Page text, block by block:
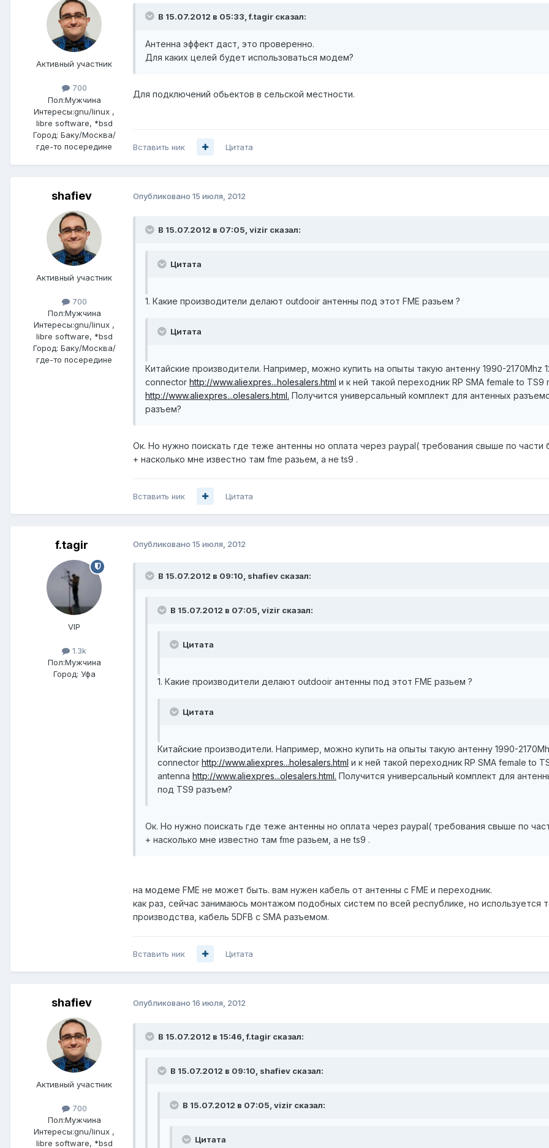
Активный участник
700
Пол:Мужчина
Интересы:gnu/linux ,
libre software, *bsd
Город: Баку/Москва/
где-то посередине
В 15.07.2012 в 05:33, f.tagir сказал:
Антенна эффект даст, это проверенно.
Для каких целей будет использоваться модем?
Для подключений обьектов в сельской местности.
Вставить ник Цитата
shafiev
Активный участник
700
Пол:Мужчина
Интересы:gnu/linux ,
libre software, *bsd
Город: Баку/Москва/
где-то посередине
Опубликовано 15 июля, 2012
В 15.07.2012 в 07:05, vizir сказал:
Цитата
1. Какие производители делают outdooir антенны под этот FME разьем ?
Цитата
Китайские производители. Например, можно купить на опыты такую антенну 1990-2170Mhz
connector http://www.aliexpres...holesalers.html и к ней такой переходник RP SMA female to
http://www.aliexpres...olesalers.html. Получится универсальный комплект для антенных
разъем?
Ок. Но нужно поискать где теже антенны но оплата через paypal( требования свыше по части
+ насколько мне известно там fme разьем, а не ts9 .
Вставить ник Цитата
f.tagir
VIP
1.3k
Пол:Мужчина
Город: Уфа
Опубликовано 15 июля, 2012
В 15.07.2012 в 09:10, shafiev сказал:
В 15.07.2012 в 07:05, vizir сказал:
Цитата
1. Какие производители делают outdooir антенны под этот FME разьем ?
Цитата
Китайские производители. Например, можно купить на опыты такую антенну 1990-
connector http://www.aliexpres...holesalers.html и к ней такой переходник RP SMA female to
antenna http://www.aliexpres...olesalers.html. Получится универсальный комплект для
под TS9 разъем?
Ок. Но нужно поискать где теже антенны но оплата через paypal( требования свыше по
+ насколько мне известно там fme разьем, а не ts9 .
на модеме FME не может быть. вам нужен кабель от антенны с FME и переходник.
как раз, сейчас занимаюсь монтажом подобных систем по всей республике, но используется
производства, кабель 5DFB c SMA разъемом.
Вставить ник Цитата
shafiev
Активный участник
700
Пол:Мужчина
Интересы:gnu/linux ,
libre software, *bsd
Опубликовано 16 июля, 2012
В 15.07.2012 в 15:46, f.tagir сказал:
В 15.07.2012 в 09:10, shafiev сказал:
В 15.07.2012 в 07:05, vizir сказал:
Цитата